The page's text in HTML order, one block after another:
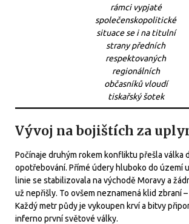
rámci vypjaté
společenskopolitické
situace se i na titulní
strany předních
respektovaných
regionálních
občasníků vloudí
tiskařský šotek
Vývoj na bojištích za
Počínaje druhým rokem konfliktu přešla válka
opotřebování. Přímé údery hluboko do území
linie se stabilizovala na východě Moravy a
už nepřišly. To ovšem neznamená klid zbraní
Každý metr půdy je vykoupen krví a bitvy
inferno první světové války.